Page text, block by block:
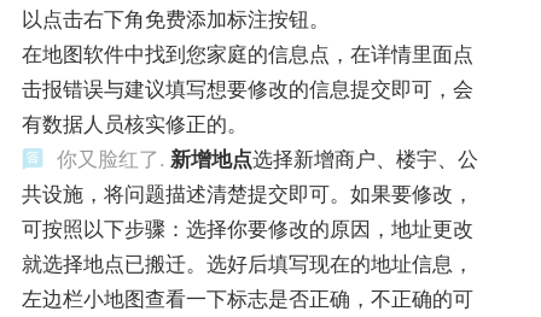
以点击右下角免费添加标注按钮。
在地图软件中找到您家庭的信息点，在详情里面点
击报错误与建议填写想要修改的信息提交即可，会
有数据人员核实修正的。
你又脸红了. 新增地点选择新增商户、楼宇、公
共设施，将问题描述清楚提交即可。如果要修改，
可按照以下步骤：选择你要修改的原因，地址更改
就选择地点已搬迁。选好后填写现在的地址信息，
左边栏小地图查看一下标志是否正确，不正确的可